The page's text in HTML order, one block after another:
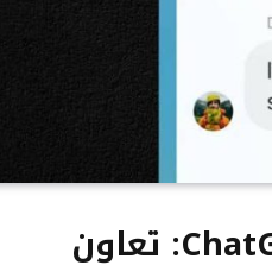
إطلاق ميزة الدردشة الجماعية في ChatGPT: تعاون